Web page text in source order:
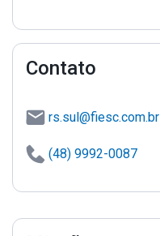
Contato
rs.sul@fiesc.com.br
(48) 9992-0087